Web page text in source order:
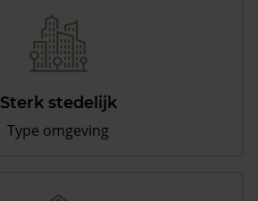
Sterk stedelijk
Type omgeving